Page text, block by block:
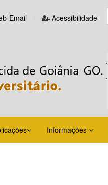
Email Acessibilidade
Informações